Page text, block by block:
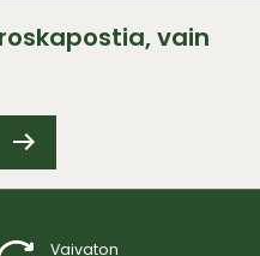
vain
Vaivaton